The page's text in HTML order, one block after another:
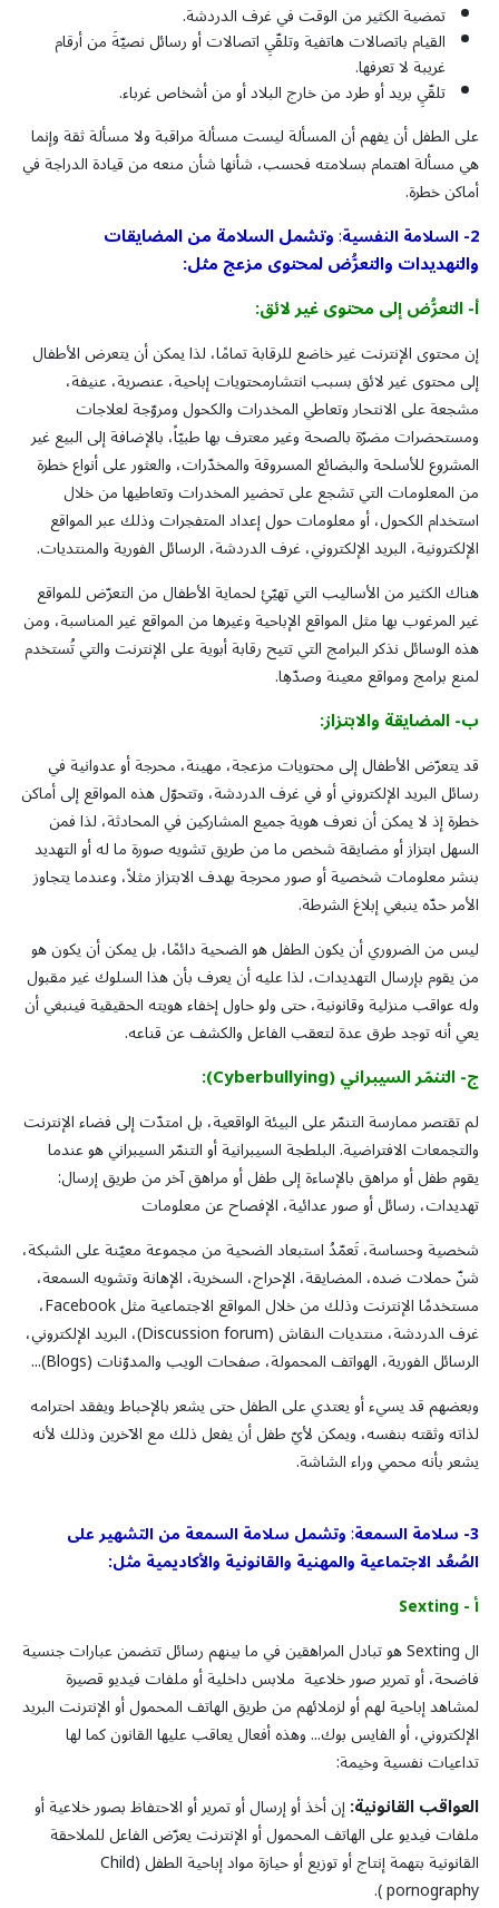
تمضية الكثير من الوقت في غرف الدردشة.
القيام باتصالات هاتفية وتلقّيِ اتصالات أو رسائل نصيّةَ من أرقام
غريبة لا تعرفها.
تلقّيِ بريد أو طرد من خارج البلاد أو من أشخاص غرباء.
على الطفل أن يفهم أن المسألة ليست مسألة مراقبة ولا مسألة ثقة وإنما
هي مسألة اهتمام بسلامته فحسب، شأنها شأن منعه من قيادة الدراجة في
أماكن خطرة.
2- السلامة النفسية
:وتشمل السلامة من المضايقات
والتهديدات والتعرُّض لمحتوى مزعج مثل:
أ-التعرُّضإلىمحتوىغيرلائق:
إن محتوى الإنترنت غير خاضع للرقابة تمامًا، لذا يمكن أن يتعرض الأطفال
إلى محتوى غير لائق بسبب انتشارمحتويات إباحية، عنصرية، عنيفة،
مشجعة على الانتحار وتعاطي المخدرات والكحول ومروّجة لعلاجات
ومستحضرات مضرّة بالصحة وغير معترف بها طبيّاً، بالإضافة إلى البيع غير
المشروع للأسلحة والبضائع المسروقة والمخدّرات، والعثور على أنواع خطرة
من المعلومات التي تشجع على تحضير المخدرات وتعاطيها من خلال
استخدام الكحول، أو معلومات حول إعداد المتفجرات وذلك عبر المواقع
الإلكترونية، البريد الإلكتروني، غرف الدردشة، الرسائل الفورية والمنتديات.
هناك الكثير من الأساليب التي تهيّئِ لحماية الأطفال من التعرّض للمواقع
غير المرغوب بها مثل المواقع الإباحية وغيرها من المواقع غير المناسبة، ومن
هذه الوسائل نذكر البرامج التي تتيح رقابة أبوية على الإنترنت والتي تُستخدم
لمنع برامج ومواقع معينة وصدّهِا.
ب-المضايقةوالابتزاز:
قد يتعرّض الأطفال إلى محتويات مزعجة، مهينة، محرجة أو عدوانية في
رسائل البريد الإلكتروني أو في غرف الدردشة، وتتحوّل هذه المواقع إلى أماكن
خطرة إذ لا يمكن أن نعرف هوية جميع المشاركين في المحادثة، لذا فمن
السهل ابتزاز أو مضايقة شخص ما من طريق تشويه صورة ما له أو التهديد
بنشر معلومات شخصية أو صور محرجة بهدف الابتزاز مثلاً، وعندما يتجاوز
الأمر حدّه ينبغي إبلاغ الشرطة.
ليس من الضروري أن يكون الطفل هو الضحية دائمًا، بل يمكن أن يكون هو
من يقوم بإرسال التهديدات، لذا عليه أن يعرف بأن هذا السلوك غير مقبول
وله عواقب منزلية وقانونية، حتى ولو حاول إخفاء هويته الحقيقية فينبغي أن
يعي أنه توجد طرق عدة لتعقب الفاعل والكشف عن قناعه.
ج-التنمّرالسيبراني(
Cyberbullying
):
لم تقتصر ممارسة التنمّر على البيئة الواقعية، بل امتدّت إلى فضاء الإنترنت
والتجمعات الافتراضية. البلطجة السيبرانية أو التنمّر السيبراني هو عندما
يقوم طفل أو مراهق بالإساءة إلى طفل أو مراهق آخر من طريق إرسال:
تهديدات، رسائل أو صور عدائية، الإفصاح عن معلومات
شخصية وحساسة، تَعمّدُ استبعاد الضحية من مجموعة معيّنة على الشبكة،
شنّ حملات ضده، المضايقة، الإحراج، السخرية، الإهانة وتشويه السمعة،
مستخدمًا الإنترنت وذلك من خلال المواقع الاجتماعية مثل Facebook،
غرف الدردشة، منتديات النقاش (Discussion forum)، البريد الإلكتروني،
الرسائل الفورية، الهواتف المحمولة، صفحات الويب والمدوّنات (Blogs)...
وبعضهم قد يسيء أو يعتدي على الطفل حتى يشعر بالإحباط ويفقد احترامه
لذاته وثقته بنفسه، ويمكن لأيّ طفل أن يفعل ذلك مع الآخرين وذلك لأنه
يشعر بأنه محمي وراء الشاشة.
3- سلامة السمعة :وتشمل سلامة السمعة من التشهير على
الصُعُد الاجتماعية والمهنية والقانونية والأكاديمية مثل:
أ - Sexting
ال Sexting هو تبادل المراهقين في ما بينهم رسائل تتضمن عبارات جنسية
فاضحة، أو تمرير صور خلاعية ملابس داخلية أو ملفات فيديو قصيرة
لمشاهد إباحية لهم أو لزملائهم من طريق الهاتف المحمول أو الإنترنت البريد
الإلكتروني، أو الفايس بوك... وهذه أفعال يعاقب عليها القانون كما لها
تداعيات نفسية وخيمة:
العواقب القانونية: إن أخذ أو إرسال أو تمرير أو الاحتفاظ بصور خلاعية أو
ملفات فيديو على الهاتف المحمول أو الإنترنت يعرّض الفاعل للملاحقة
القانونية بتهمة إنتاج أو توزيع أو حيازة مواد إباحية الطفل (Child
pornography ).